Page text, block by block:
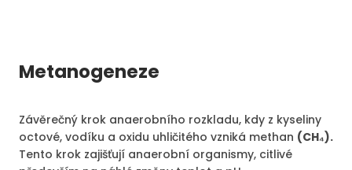
Metanogeneze
Závěrečný krok anaerobního rozkladu, kdy z kyseliny
octové, vodíku a oxidu uhličitého vzniká methan (CH₄).
Tento krok zajišťují anaerobní organismy, citlivé